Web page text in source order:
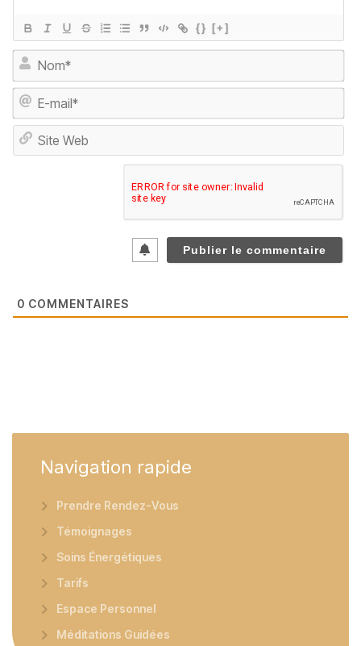
{} [+]
E-
0 COMMENTAIRES
Navigation rapide
Prendre Rendez-Vous
Témoignages
Soins Énergétiques
Tarifs
Espace Personnel
Méditations Guidées